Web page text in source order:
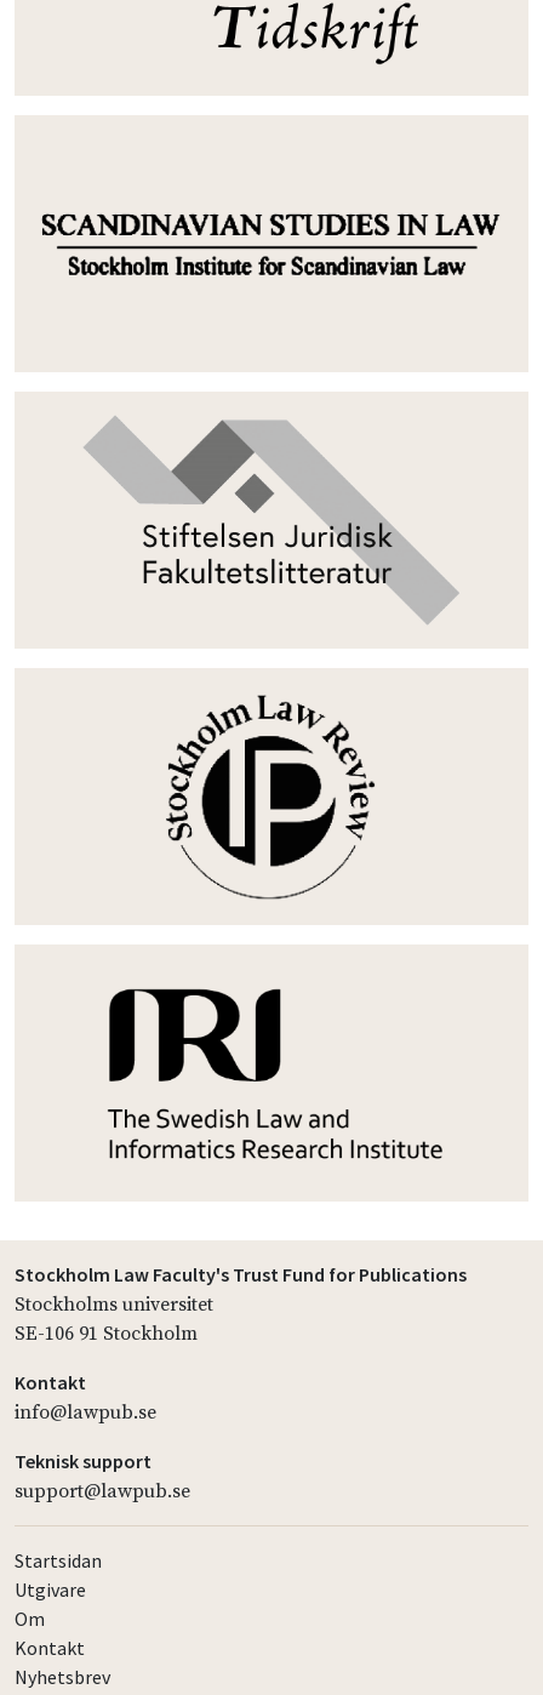
Stockholm Law Faculty's Trust Fund for Publications
Stockholms universitet
SE-106 91 Stockholm
Kontakt
info@lawpub.se
Teknisk support
support@lawpub.se
Startsidan
Utgivare
Om
Kontakt
Nyhetsbrev